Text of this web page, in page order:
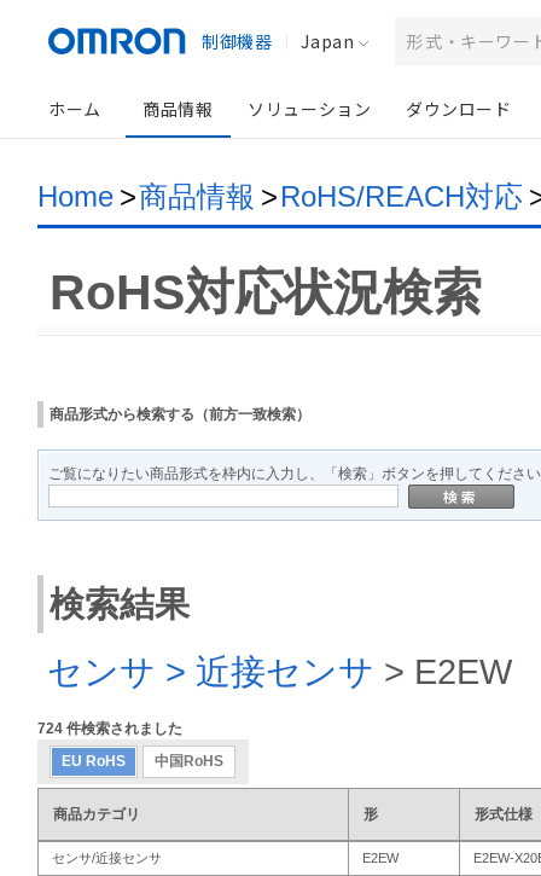
制御機器 Japan
ホーム 商品情報 ソリューション ダウンロード
Home >商品情報 >RoHS/REACH対応
RoHS対応状況検索
商品形式から検索する（前方一致検索）
ご覧になりたい商品形式を枠内に入力し、「検索」ボタンを押してくださ
検索結果
センサ > 近接センサ > E2EW
724 件検索されました
EU RoHS
中国RoHS
商品カテゴリ 形 形式仕様
センサ/近接センサ E2EW E2EW-